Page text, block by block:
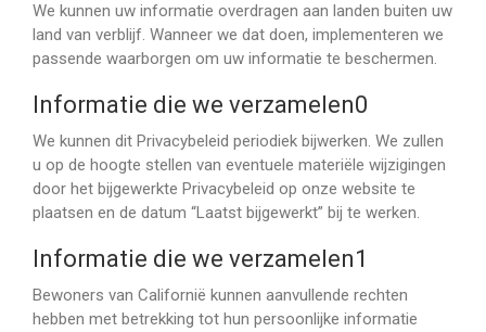
We kunnen uw informatie overdragen aan landen buiten uw
land van verblijf. Wanneer we dat doen, implementeren we
passende waarborgen om uw informatie te beschermen.
Informatie die we verzamelen0
We kunnen dit Privacybeleid periodiek bijwerken. We zullen
u op de hoogte stellen van eventuele materiële wijzigingen
door het bijgewerkte Privacybeleid op onze website te
plaatsen en de datum “Laatst bijgewerkt” bij te werken.
Informatie die we verzamelen1
Bewoners van Californië kunnen aanvullende rechten
hebben met betrekking tot hun persoonlijke informatie